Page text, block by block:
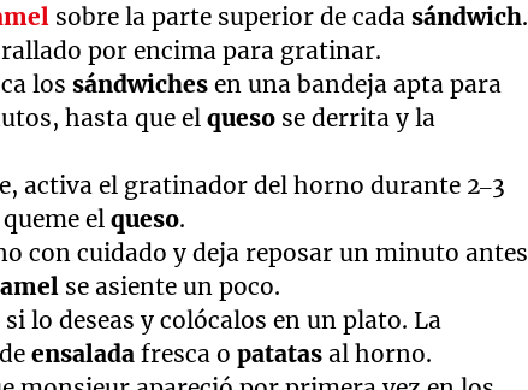
sobre la parte superior de cadasándwich.
rallado por encima para gratinar.
lossándwichesen una bandeja apta para
hasta que elqueso se derrita y la
activa el gratinador del horno durante 2–3
elqueso.
con cuidado y deja reposar un minuto antes
se asiente un poco.
lo deseas y colócalos en un plato. La
ensaladafresca opatatasal horno.